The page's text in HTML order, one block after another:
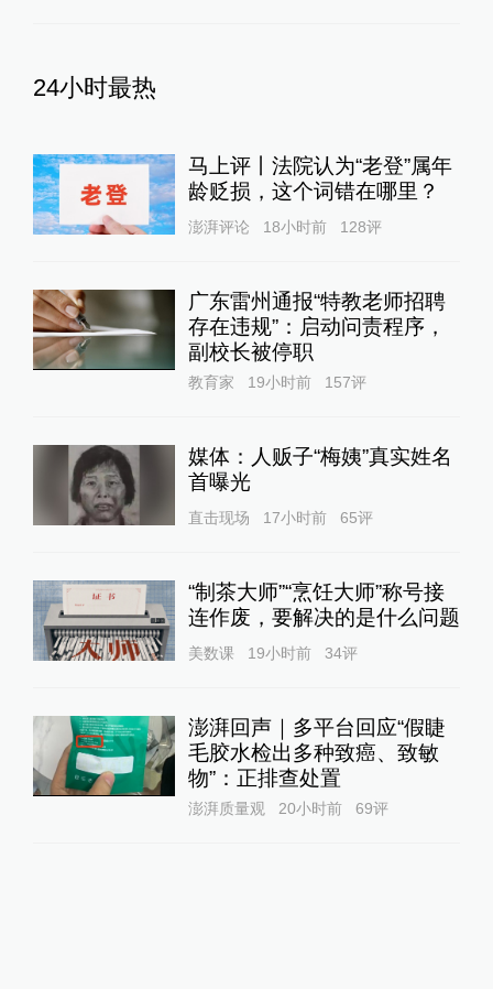
24小时最热
马上评丨法院认为“老登”属年
龄贬损，这个词错在哪里？
澎湃评论 18小时前 128评
广东雷州通报“特教老师招聘
存在违规”：启动问责程序，
副校长被停职
教育家 19小时前 157评
媒体：人贩子“梅姨”真实姓名
首曝光
直击现场 17小时前 65评
“制茶大师”“烹饪大师”称号接
连作废，要解决的是什么问题
美数课 19小时前 34评
澎湃回声｜多平台回应“假睫
毛胶水检出多种致癌、致敏
物”：正排查处置
澎湃质量观 20小时前 69评